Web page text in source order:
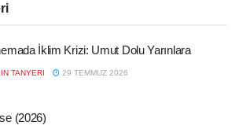
İklim Krizi: Umut Dolu Yarınlara
TANYERI 29 TEMMUZ 2026
(2026)